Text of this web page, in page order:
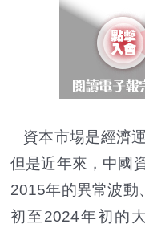
資本市場是經濟
但是近年來，中國
2015年的異常波動
初至2024年初的